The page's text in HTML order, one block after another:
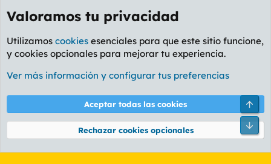
Foro General
Cookies
PL OLDSTYLE AMARILLO
Términos y reglas Política de privacidad Ayuda
Community platform by XenForo® © 2010-2026 XenForo Ltd.
Valoramos tu privacidad
Utilizamos cookies esenciales para que este sitio funcione,
y cookies opcionales para mejorar tu experiencia.
Ver más información y configurar tus preferencias
Aceptar todas las cookies
Rechazar cookies opcionales
Pie